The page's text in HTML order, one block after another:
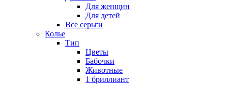
Для женщин
Для детей
Все серьги
Колье
Тип
Цветы
Бабочки
Животные
1 бриллиант